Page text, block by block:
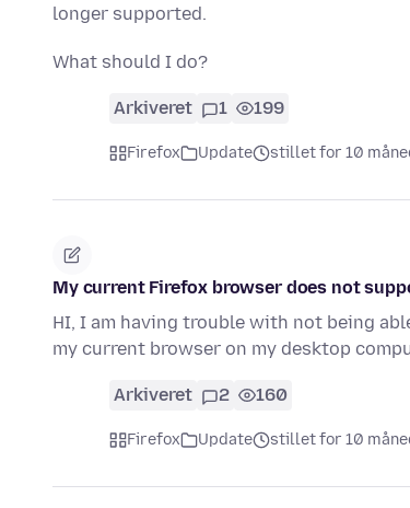
longer supported.
What should I do?
Arkiveret 1 199
Firefox Update stillet for 10
My current Firefox browser does not
HI, I am having trouble with not being
my current browser on my desktop
Arkiveret 2 160
Firefox Update stillet for 10